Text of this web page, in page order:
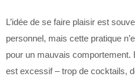
L’idée de se faire plaisir est
personnel, mais cette pratique
pour un mauvais comportement.
est excessif – trop de cocktails,